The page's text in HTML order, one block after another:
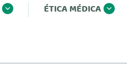
ÉTICA MÉDICA